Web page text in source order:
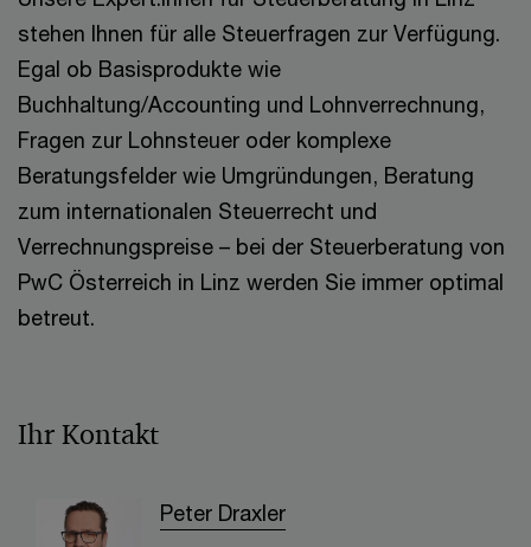
stehen Ihnen für alle Steuerfragen zur Verfügung.
Egal ob Basisprodukte wie
Buchhaltung/Accounting und Lohnverrechnung,
Fragen zur Lohnsteuer oder komplexe
Beratungsfelder wie Umgründungen, Beratung
zum internationalen Steuerrecht und
Verrechnungspreise – bei der Steuerberatung von
PwC Österreich in Linz werden Sie immer optimal
betreut.
Ihr Kontakt
Peter Draxler